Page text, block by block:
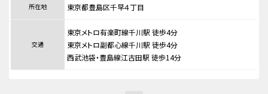
所在地 東京都豊島区千早４丁目
交通
東京メトロ有楽町線千川駅 徒歩4分
東京メトロ副都心線千川駅 徒歩4分
西武池袋・豊島線江古田駅 徒歩14分